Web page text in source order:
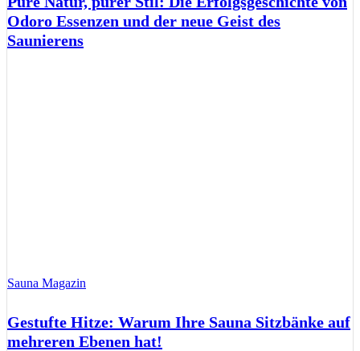
Odoro Essenzen und der neue Geist des
Saunierens
Sauna Magazin
Gestufte Hitze: Warum Ihre Sauna Sitzbänke auf
mehreren Ebenen hat!